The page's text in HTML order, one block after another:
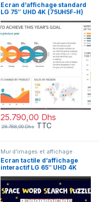
Écran d’affichage standard
LG 75″ UHD 4K (75UH5F-H)
25.790,00 Dhs
28.788,00Dhs TTC
Mur d'images et affichage
Écran tactile d’affichage
interactif LG 65″ UHD 4K
(65TR3DK-B)